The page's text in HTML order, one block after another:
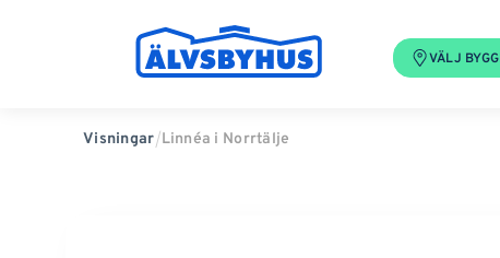
VÄLJ
Visningar Linnéa i Norrtälje